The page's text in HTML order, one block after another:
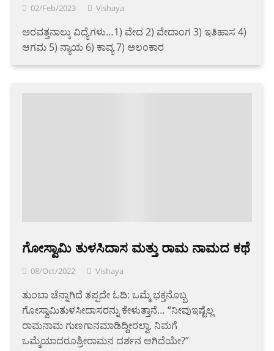
02/Feb/2023 Vishaya
ಅರವತ್ತನಾಲ್ಕು ವಿದ್ಯೆಗಳು…1) ವೇದ 2) ವೇದಾಂಗ 3) ಇತಿಹಾಸ 4)
ಆಗಮ 5) ನ್ಯಾಯ 6) ಕಾವ್ಯ 7) ಅಲಂಕಾರ
ಗೋಸ್ವಾಮಿ ತುಳಸಿದಾಸ ಮತ್ತು ರಾಮ ನಾಮದ ಕಥೆ
08/Oct/2022 Vishaya
ತುಂಬಾ ಚೆನ್ನಾಗಿದೆ ತಪ್ಪದೇ ಓದಿ: ಒಮ್ಮೆ ಭಕ್ತನೊಬ್ಬ
ಗೋಸ್ವಾಮಿತುಳಸೀದಾಸರನ್ನು ಕೇಳುತ್ತಾನೆ… “ನೀವುಇಷ್ಟೆಲ್ಲ
ರಾಮನಾಮ ಗುಣಗಾನಮಾಡಿದ್ದೀರಲ್ವಾ, ನಿಮಗೆ
ಒಮ್ಮೆಯಾದರೂಶ್ರೀರಾಮನ ದರ್ಶನ ಆಗಿದೆಯೇ?”